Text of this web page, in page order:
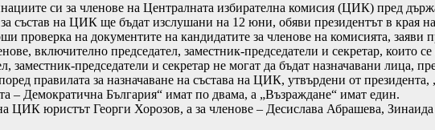
си за членове на Централната избирателна комисия (ЦИК) пред
състав на ЦИК ще бъдат изслушани на 12 юни, обяви президентът в края
проверка на документите на кандидатите за членове на комисията, заяви
включително председател, заместник-председатели и секретар, които
заместник-председатели и секретар не могат да бъдат назначавани лица,
правилата за назначаване на състава на ЦИК, утвърдени от
Демократична България“ имат по двама, а „Възраждане“ имат един.
ЦИК юристът Георги Хорозов, а за членове – Десислава Абрашева,